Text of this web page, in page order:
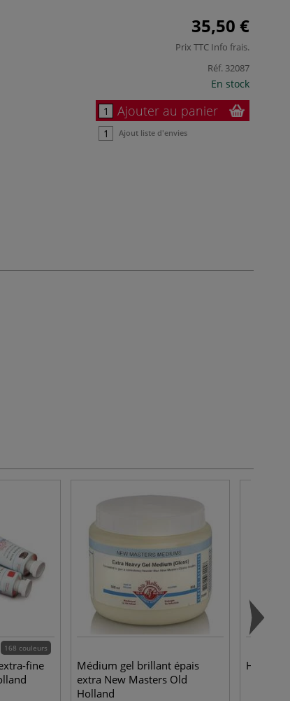
35,50 €
Prix TTC Info frais.
Réf. 32087
En stock
Ajouter au panier
Ajout liste d'envies
168 couleurs
fine
Médium gel brillant épais
extra New Masters Old
Holland
Huile